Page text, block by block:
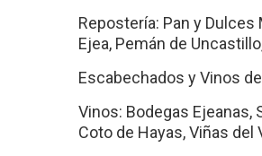
Repostería: Pan y
Ejea, Pemán de
Escabechados y Vinos
Vinos: Bodegas Ejeanas,
Coto de Hayas, Viñas del